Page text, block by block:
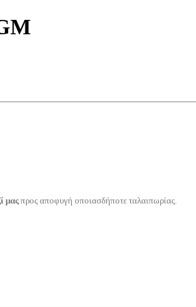
μαςπρος αποφυγή οποιασδήποτε ταλαιπωρίας.